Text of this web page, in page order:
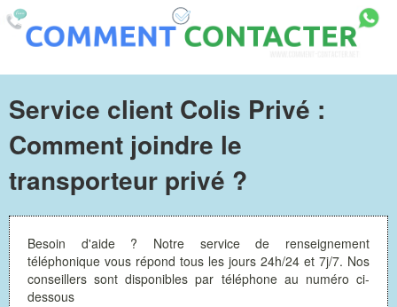
Service client Colis Privé :
Comment joindre le
transporteur privé ?
Besoin d'aide ? Notre service de renseignement
téléphonique vous répond tous les jours 24h/24 et 7j/7. Nos
conseillers sont disponibles par téléphone au numéro ci-
dessous